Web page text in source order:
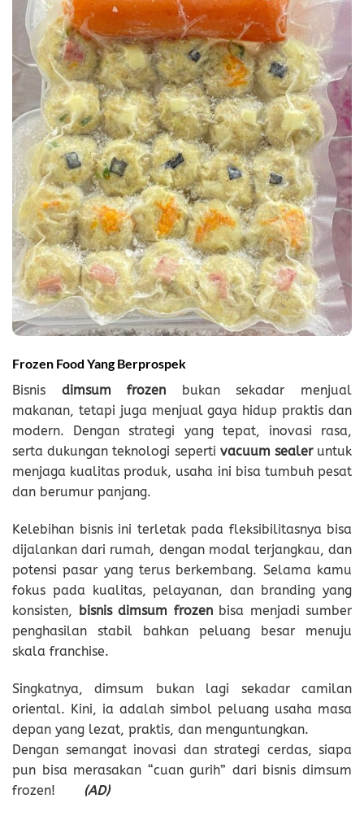
Frozen Food Yang Berprospek
Bisnis dimsum frozen bukan sekadar menjual
makanan, tetapi juga menjual gaya hidup praktis dan
modern. Dengan strategi yang tepat, inovasi rasa,
serta dukungan teknologi seperti vacuum sealeruntuk
menjaga kualitas produk, usaha ini bisa tumbuh pesat
dan berumur panjang.
Kelebihan bisnis ini terletak pada fleksibilitasnya bisa
dijalankan dari rumah, dengan modal terjangkau, dan
potensi pasar yang terus berkembang. Selama kamu
fokus pada kualitas, pelayanan, dan branding yang
konsisten, bisnis dimsum frozenbisa menjadi sumber
penghasilan stabil bahkan peluang besar menuju
skala franchise.
Singkatnya, dimsum bukan lagi sekadar camilan
oriental. Kini, ia adalah simbol peluang usaha masa
depan yang lezat, praktis, dan menguntungkan.
Dengan semangat inovasi dan strategi cerdas, siapa
pun bisa merasakan “cuan gurih” dari bisnis dimsum
frozen! (AD)